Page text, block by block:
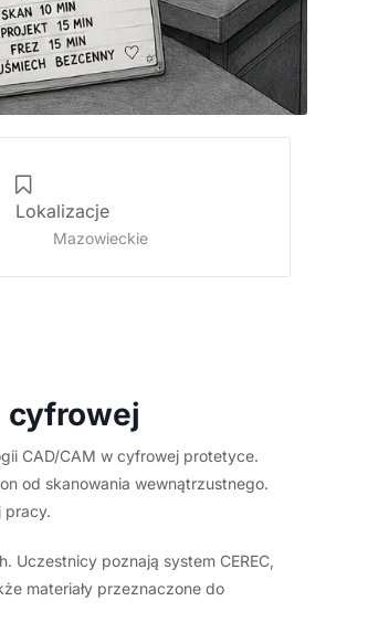
Lokalizacje
Mazowieckie
cyfrowej
CAD/CAM w cyfrowej protetyce.
od skanowania wewnątrzustnego.
pracy.
Uczestnicy poznają system CEREC,
materiały przeznaczone do